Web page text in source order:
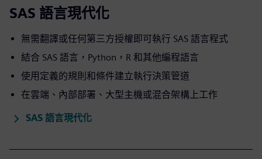
SAS 語言現代化
無需翻譯或任何第三方授權即可執行 SAS 語言程式
結合 SAS 語言，Python，R 和其他編程語言
使用定義的規則和條件建立執行決策管道
在雲端、內部部署、大型主機或混合架構上工作
SAS 語言現代化